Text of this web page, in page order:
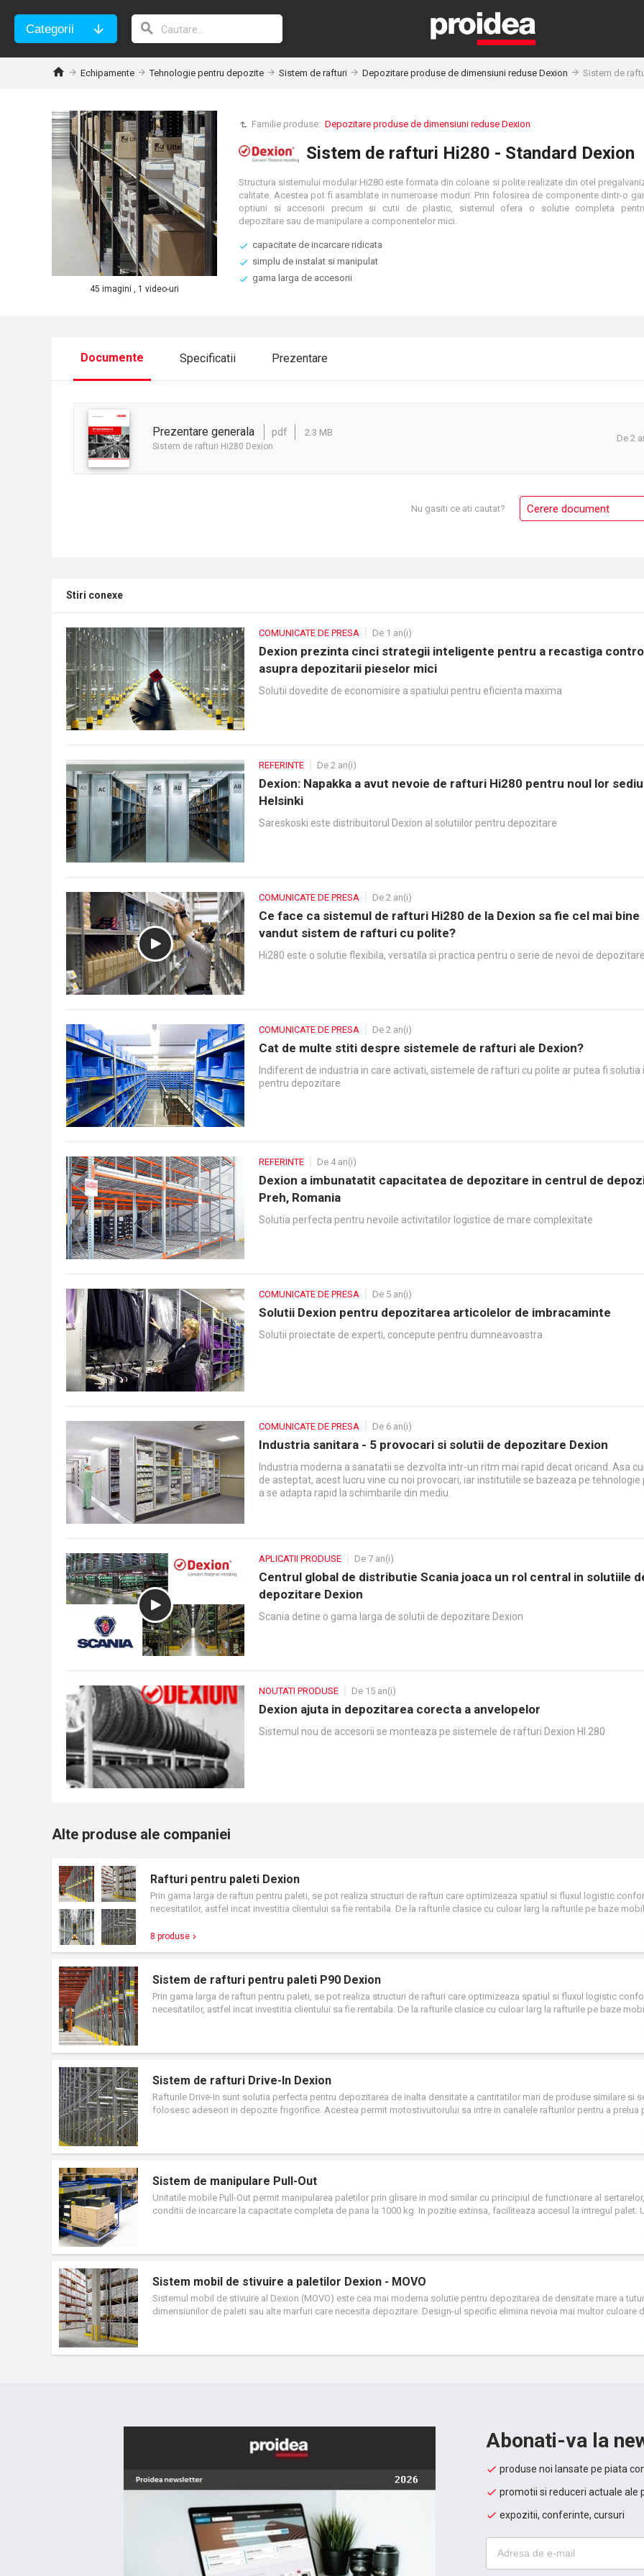
Categorii
Echipamente Tehnologie pentru depozite Sistem de rafturi Depozitare produse de dimensiuni reduse Dexion Sistem de
Familie produse: Depozitare produse de dimensiuni reduse Dexion
Sistem de rafturi Hi280 - Standard Dexion
45 imagini , 1 video-uri
Structura sistemului modular Hi280 este formata din coloane si polite realizate din otel
calitate. Acestea pot fi asamblate in numeroase moduri. Prin folosirea de componente dintr-o
optiuni si accesorii precum si cutii de plastic, sistemul ofera o solutie completa
depozitare sau de manipulare a componentelor mici.
capacitate de incarcare ridicata
simplu de instalat si manipulat
gama larga de accesorii
Documente Specificatii Prezentare
prezentare generala pdf 2.3 MB
Sistem de rafturi Hi280 Dexion
De 2
Nu gasiti ce ati cautat? Cerere document
Stiri conexe
COMUNICATE DE PRESA De 1 an(i)
Dexion prezinta cinci strategii inteligente pentru a recastiga
asupra depozitarii pieselor mici
Solutii dovedite de economisire a spatiului pentru eficienta maxima
REFERINTE De 2 an(i)
Dexion: Napakka a avut nevoie de rafturi Hi280 pentru noul lor
Helsinki
Sareskoski este distribuitorul Dexion al solutiilor pentru depozitare
COMUNICATE DE PRESA De 2 an(i)
Ce face ca sistemul de rafturi Hi280 de la Dexion sa fie cel mai bine
vandut sistem de rafturi cu polite?
Hi280 este o solutie flexibila, versatila si practica pentru o serie de nevoi de depozitare
COMUNICATE DE PRESA De 2 an(i)
Cat de multe stiti despre sistemele de rafturi ale Dexion?
Indiferent de industria in care activati, sistemele de rafturi cu polite ar putea fi solutia
pentru depozitare
REFERINTE De 4 an(i)
Dexion a imbunatatit capacitatea de depozitare in centrul de
Preh, Romania
Solutia perfecta pentru nevoile activitatilor logistice de mare complexitate
COMUNICATE DE PRESA De 5 an(i)
Solutii Dexion pentru depozitarea articolelor de imbracaminte
Solutii proiectate de experti, concepute pentru dumneavoastra
COMUNICATE DE PRESA De 6 an(i)
Industria sanitara - 5 provocari si solutii de depozitare Dexion
Industria moderna a sanatatii se dezvolta intr-un ritm mai rapid decat oricand. Asa
de asteptat, acest lucru vine cu noi provocari, iar institutiile se bazeaza pe tehnologie
a se adapta rapid la schimbarile din mediu.
APLICATII PRODUSE De 7 an(i)
Centrul global de distributie Scania joaca un rol central in solutiile
depozitare Dexion
Scania detine o gama larga de solutii de depozitare Dexion
NOUTATI PRODUSE De 15 an(i)
Dexion ajuta in depozitarea corecta a anvelopelor
Sistemul nou de accesorii se monteaza pe sistemele de rafturi Dexion HI 280
Alte produse ale companiei
Rafturi pentru paleti Dexion
Prin gama larga de rafturi pentru paleti, se pot realiza structuri de rafturi care optimizeaza spatiul si fluxul logistic
necesitatilor, astfel incat investitia clientului sa fie rentabila. De la rafturile clasice cu culoar larg la rafturile pe baze
o gama larga de coloane si traverse, astfel incat se pot realiza structuri care ajung si la 30 de metri inaltime.
8 produse
Sistem de rafturi pentru paleti P90 Dexion
Prin gama larga de rafturi pentru paleti, se pot realiza structuri de rafturi care optimizeaza spatiul si fluxul logistic
necesitatilor, astfel incat investitia clientului sa fie rentabila. De la rafturile clasice cu culoar larg la rafturile pe baze
o gama larga de coloane si traverse, astfel incat se pot realiza structuri care ajung si la 30 de metri inaltime.
Sistem de rafturi Drive-In Dexion
Rafturile Drive-In sunt solutia perfecta pentru depozitarea de inalta densitate a cantitatilor mari de produse similare si
folosesc adeseori in depozite frigorifice. Acestea permit motostivuitorului sa intre in canalele rafturilor pentru a prelua
Sistem de manipulare Pull-Out
Unitatile mobile Pull-Out permit manipularea paletilor prin glisare in mod similar cu principiul de functionare al
conditii de incarcare la capacitate completa de pana la 1000 kg. In pozitie extinsa, faciliteaza accesul la intregul palet.
Sistem mobil de stivuire a paletilor Dexion - MOVO
Sistemul mobil de stivuire al Dexion (MOVO) este cea mai moderna solutie pentru depozitarea de densitate mare a
dimensiunilor de paleti sau alte marfuri care necesita depozitare. Design-ul specific elimina nevoia mai multor culoare
MOVO este compus dintr-un sistem conventional de paleti sau rafturi in consola montate pe baze mobile cu cadru de
Abonati-va la
produse noi lansate pe piata
promotii si reduceri actuale ale
expozitii, conferinte, cursuri